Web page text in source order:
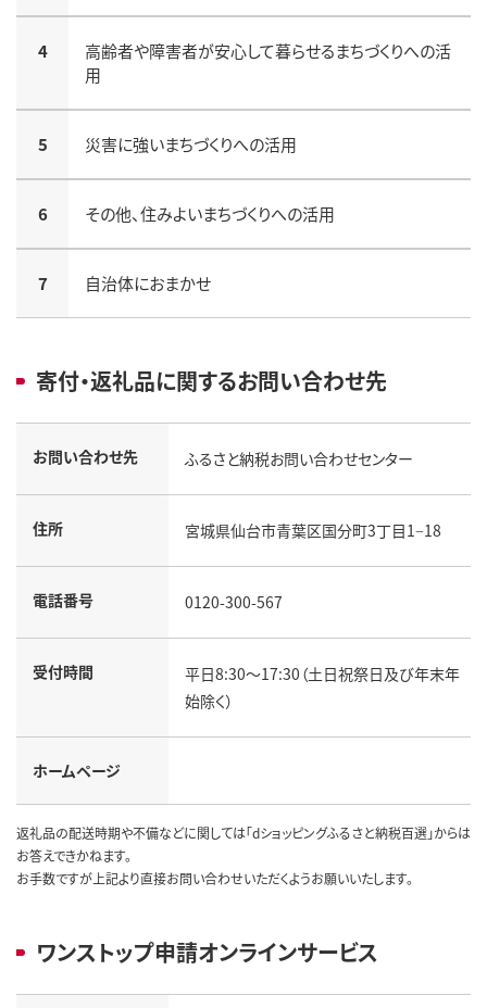
4
高齢者や障害者が安心して暮らせるまちづくりへの活
用
5 災害に強いまちづくりへの活用
6 その他、住みよいまちづくりへの活用
7 自治体におまかせ
寄付・返礼品に関するお問い合わせ先
お問い合わせ先 ふるさと納税お問い合わせセンター
住所 宮城県仙台市青葉区国分町3丁目1−18
電話番号 0120-300-567
受付時間
平日8:30～17:30（土日祝祭日及び年末年
始除く）
ホームページ
返礼品の配送時期や不備などに関しては「dショッピングふるさと納税百選」からは
お答えできかねます。
お手数ですが上記より直接お問い合わせいただくようお願いいたします。
ワンストップ申請オンラインサービス